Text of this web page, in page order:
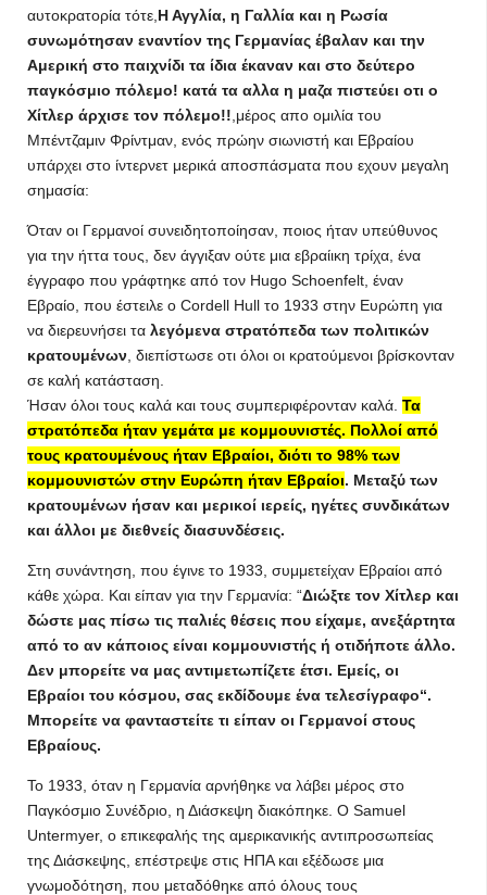
αυτοκρατορία τότε, Η Αγγλία, η Γαλλία και η Ρωσία
συνωμότησαν εναντίον της Γερμανίας έβαλαν και την
Αμερική στο παιχνίδι τα ίδια έκαναν και στο δεύτερο
παγκόσμιο πόλεμο! κατά τα αλλα η μαζα πιστεύει οτι ο
Χίτλερ άρχισε τον πόλεμο!! ,μέρος απο ομιλία του
Μπέντζαμιν Φρίντμαν, ενός πρώην σιωνιστή και Εβραίου
υπάρχει στο ίντερνετ μερικά αποσπάσματα που εχουν μεγαλη
σημασία:
Όταν οι Γερμανοί συνειδητοποίησαν, ποιος ήταν υπεύθυνος
για την ήττα τους, δεν άγγιξαν ούτε μια εβραίικη τρίχα, ένα
έγγραφο που γράφτηκε από τον Hugo Schoenfelt, έναν
Εβραίο, που έστειλε ο Cordell Hull το 1933 στην Ευρώπη για
να διερευνήσει τα λεγόμενα στρατόπεδα των πολιτικών
κρατουμένων , διεπίστωσε οτι όλοι οι κρατούμενοι βρίσκονταν
σε καλή κατάσταση.
Ήσαν όλοι τους καλά και τους συμπεριφέρονταν καλά. Τα
στρατόπεδα ήταν γεμάτα με κομμουνιστές. Πολλοί από
τους κρατουμένους ήταν Εβραίοι, διότι το 98% των
κομμουνιστών στην Ευρώπη ήταν Εβραίοι. Μεταξύ των
κρατουμένων ήσαν και μερικοί ιερείς, ηγέτες συνδικάτων
και άλλοι με διεθνείς διασυνδέσεις.
Στη συνάντηση, που έγινε το 1933, συμμετείχαν Εβραίοι από
κάθε χώρα. Και είπαν για την Γερμανία: “Διώξτε τον Χίτλερ και
δώστε μας πίσω τις παλιές θέσεις που είχαμε, ανεξάρτητα
από το αν κάποιος είναι κομμουνιστής ή οτιδήποτε άλλο.
Δεν μπορείτε να μας αντιμετωπίζετε έτσι. Εμείς, οι
Εβραίοι του κόσμου, σας εκδίδουμε ένα τελεσίγραφο“.
Μπορείτε να φανταστείτε τι είπαν οι Γερμανοί στους
Εβραίους.
Το 1933, όταν η Γερμανία αρνήθηκε να λάβει μέρος στο
Παγκόσμιο Συνέδριο, η Διάσκεψη διακόπηκε. Ο Samuel
Untermyer, ο επικεφαλής της αμερικανικής αντιπροσωπείας
της Διάσκεψης, επέστρεψε στις ΗΠΑ και εξέδωσε μια
γνωμοδότηση, που μεταδόθηκε από όλους τους